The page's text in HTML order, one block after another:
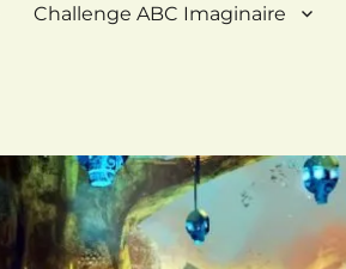
Challenge ABC Imaginaire